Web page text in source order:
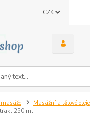
CZK
masáže Masážní a tělové oleje
250 ml